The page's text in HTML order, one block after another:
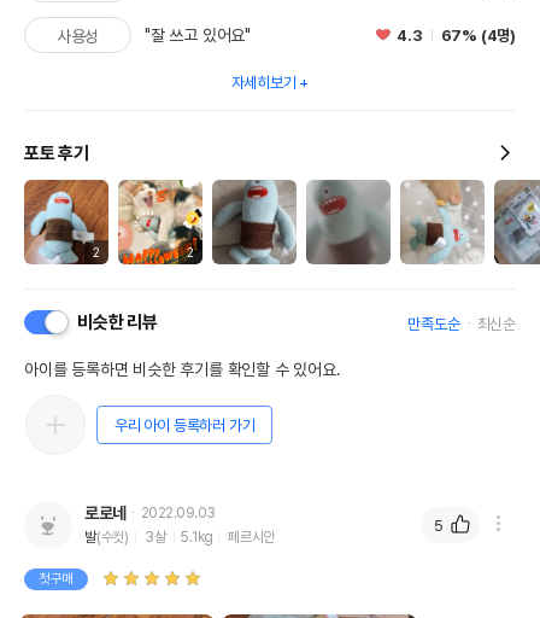
사용성 "잘 쓰고 있어요" 4.3 67% (4명)
자세히보기
포토 후기
2 2
비슷한 리뷰 만족도순 최신순
아이를 등록하면 비슷한 후기를 확인할 수 있어요.
우리 아이 등록하러 가기
로로네
2022.09.03
발(수컷) 3살 5.1kg 페르시안
첫구매
5